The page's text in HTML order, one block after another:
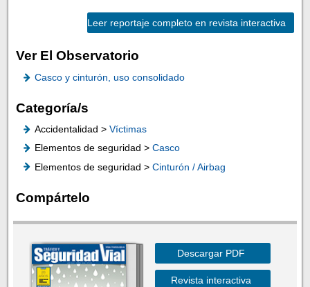
Leer reportaje completo en revista interactiva
Ver El Observatorio
Casco y cinturón, uso consolidado
Categoría/s
Accidentalidad > Víctimas
Elementos de seguridad > Casco
Elementos de seguridad > Cinturón / Airbag
Compártelo
Descargar PDF
Revista interactiva